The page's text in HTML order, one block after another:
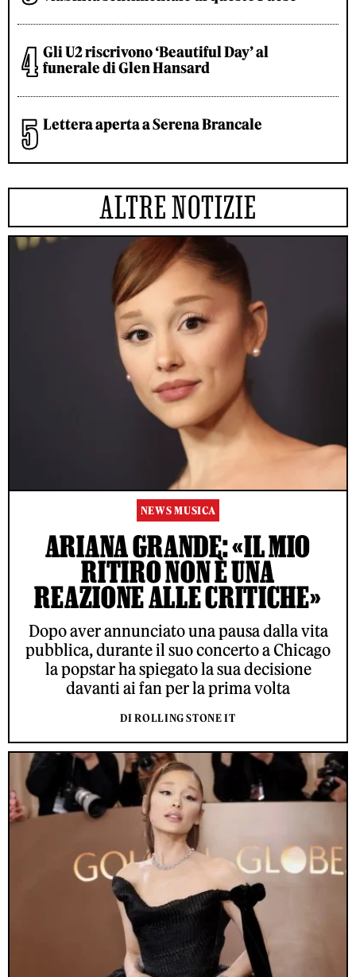
Gli U2 riscrivono ‘Beautiful Day’ al
funerale di Glen Hansard
Lettera aperta a Serena Brancale
ALTRE NOTIZIE
NEWS MUSICA
ARIANA GRANDE: «IL MIO
RITIRO NON È UNA
REAZIONE ALLE CRITICHE»
Dopo aver annunciato una pausa dalla vita
pubblica, durante il suo concerto a Chicago
la popstar ha spiegato la sua decisione
davanti ai fan per la prima volta
DI ROLLING STONE IT